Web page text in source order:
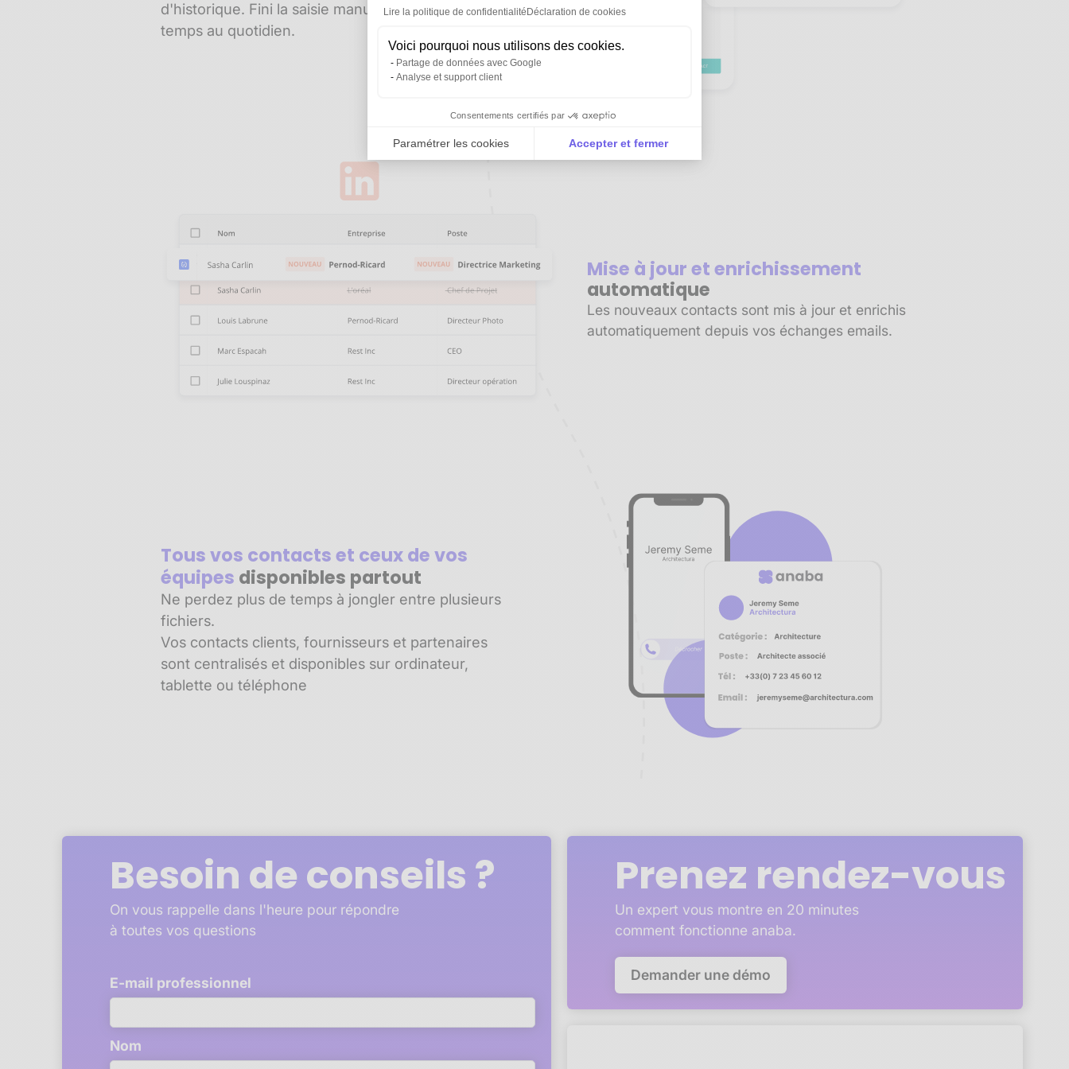
Lire la politique de confidentialité Déclaration de cookies
Voici pourquoi nous utilisons des cookies.
Partage de données avec Google
Analyse et support client
Consentements certifiés par
Paramétrer les cookies Accepter et fermer
Notre plateforme vous permet d'adapter et de gérer vos paramètres de confidentialité, en garantissant la
d'historique. Fini la saisie manuelle. Gagnez du
temps au quotidien.
Mise à jour et enrichissement
automatique
Les nouveaux contacts sont mis à jour et enrichis
automatiquement depuis vos échanges emails.
Tous vos contacts et ceux de vos
équipes disponibles partout
Ne perdez plus de temps à jongler entre plusieurs
fichiers.
Vos contacts clients, fournisseurs et partenaires
sont centralisés et disponibles sur ordinateur,
tablette ou téléphone
Besoin de conseils ?
On vous rappelle dans l'heure pour répondre
à toutes vos questions
E-mail professionnel
Nom
Prenez rendez-vous
Un expert vous montre en 20 minutes
comment fonctionne anaba.
Demander une démo